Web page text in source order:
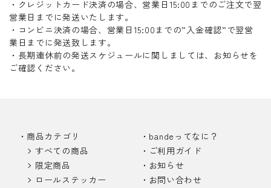
・クレジットカード決済の場合、営業日15:00までのご注文で翌
営業日までに発送いたします。
・コンビニ決済の場合、営業日15:00までの”入金確認”で翌営
業日までに発送致します。
・長期連休前の発送スケジュールに関しましては、お知らせを
ご確認ください。
商品カテゴリ
すべての商品
限定商品
ロールステッカー
bandeってなに？
ご利用ガイド
お知らせ
お問い合わせ